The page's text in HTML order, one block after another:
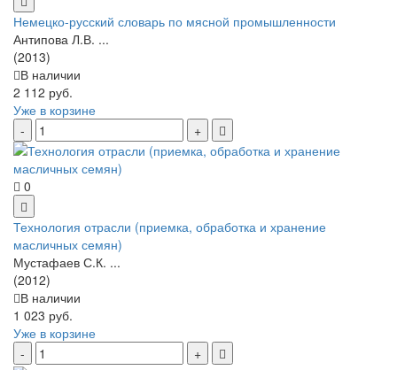
Немецко-русский словарь по мясной промышленности
Антипова Л.В. ...
(2013)
В наличии
2 112 руб.
Уже в корзине
0
Технология отрасли (приемка, обработка и хранение
масличных семян)
Мустафаев С.К. ...
(2012)
В наличии
1 023 руб.
Уже в корзине